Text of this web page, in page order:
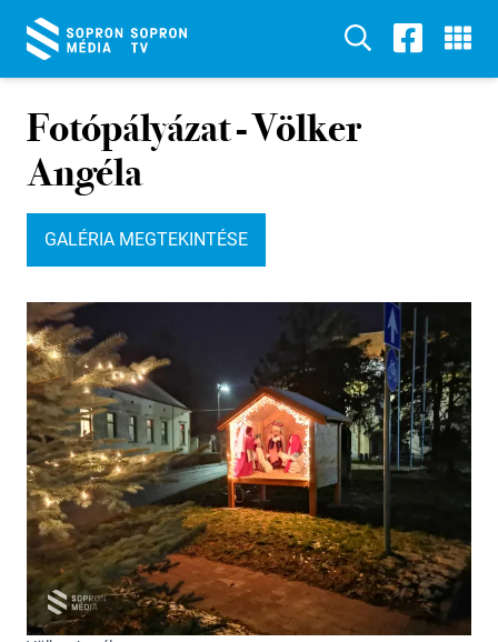
Fotópályázat - Völker
Angéla
GALÉRIA MEGTEKINTÉSE